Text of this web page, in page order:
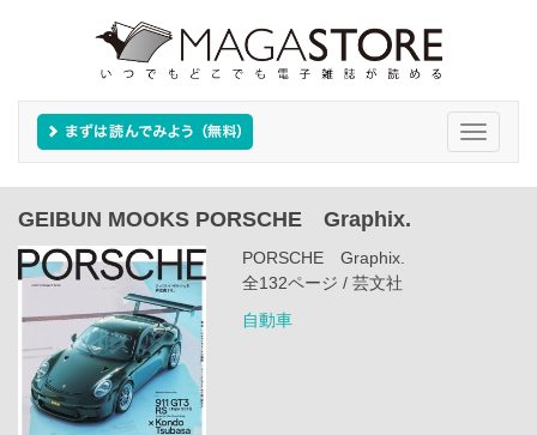
Toggle
GEIBUN MOOKS PORSCHE Graphix.
PORSCHE Graphix.
全132ページ / 芸文社
自動車